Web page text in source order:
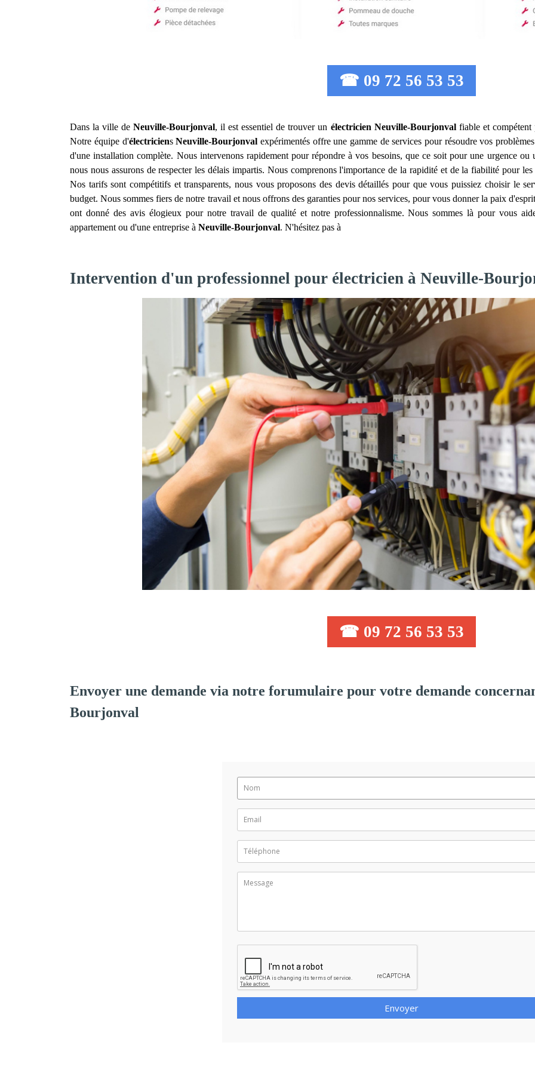
☎ 09 72 56 53 53
Dans la ville deNeuville-Bourjonval, il est essentiel de trouver un électricien Neuville-Bourjonvalfiable et compétent
Notre équipe d'électriciensNeuville-Bourjonval expérimentés offre une gamme de services pour résoudre vos
d'une installation complète. Nous intervenons rapidement pour répondre à vos besoins, que ce soit pour une urgence
nous nous assurons de respecter les délais impartis. Nous comprenons l'importance de la rapidité et de la fiabilité pour
Nos tarifs sont compétitifs et transparents, nous vous proposons des devis détaillés pour que vous puissiez choisir le
budget. Nous sommes fiers de notre travail et nous offrons des garanties pour nos services, pour vous donner la paix
ont donné des avis élogieux pour notre travail de qualité et notre professionnalisme. Nous sommes là pour vous
appartement ou d'une entreprise àNeuville-Bourjonval. N'hésitez pas à
Intervention d'un professionnel pour électricien à Neuville-
☎ 09 72 56 53 53
Envoyer une demande via notre forumulaire pour votre demande
Bourjonval
Envoyer